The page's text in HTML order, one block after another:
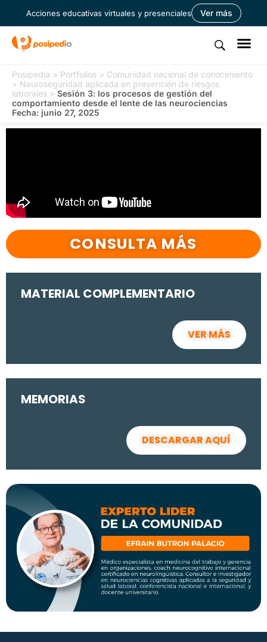
Acciones educativas virtuales y presenciales Ver más
Posipedia > Portfolios > Comunidad nacional de conocimiento
> Neuroseguridad aplicada en prevención de riesgos
laborales > Sesión 3: los procesos de gestión del
comportamiento desde el lente de las neurociencias
Fecha: junio 27, 2025
CONSULTA MÁS
MATERIAL COMPLEMENTARIO
VER MÁS
MEMORIAS
DESCARGAR AQUÍ